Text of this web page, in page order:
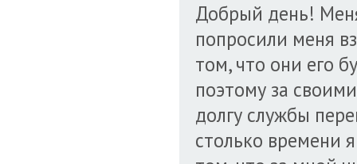
Добрый день!
попросили меня
том, что они его
поэтому за
долгу службы
столько времени